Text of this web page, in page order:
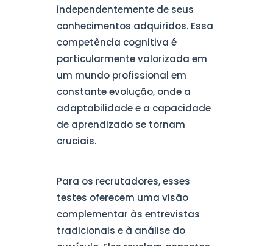
independentemente de seus
conhecimentos adquiridos. Essa
competência cognitiva é
particularmente valorizada em
um mundo profissional em
constante evolução, onde a
adaptabilidade e a capacidade
de aprendizado se tornam
cruciais.
Para os recrutadores, esses
testes oferecem uma visão
complementar às entrevistas
tradicionais e à análise do